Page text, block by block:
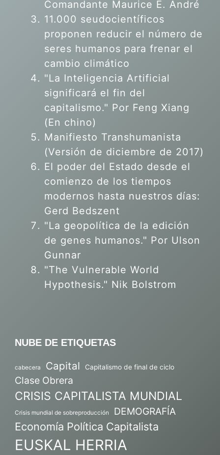
Comandante Maurice E. André
11.000 seudocientíficos
proponen reducir el número de
seres humanos para frenar el
cambio climático
"La Inteligencia Artificial
significará el fin del
capitalismo." Por Feng Xiang
(En chino)
Manifiesto Transhumanista
(Versión de diciembre de 2017)
El poder del Estado desde el
comienzo de los tiempos
modernos hasta nuestros días:
Gerd Bedszent
"La geopolítica de la edición
de genes humanos." Por Ulson
Gunnar
"The Vulnerable World
Hypothesis." Nik Bolstrom
NUBE DE ETIQUETAS
cabecera Capital Capitalismo de final de ciclo
Clase Obrera
CRISIS CAPITALISTA MUNDIAL
Crisis mundial de sobreproducción DEMOGRAFÍA
Economía Política Capitalista
EUSKAL HERRIA